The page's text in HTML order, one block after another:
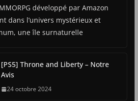
développé par Amazon
dans l’univers mystérieux et
une île surnaturelle
[PS5] Throne and Liberty – Notre
Avis
24 octobre 2024